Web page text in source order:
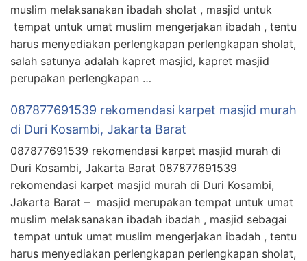
muslim melaksanakan ibadah sholat , masjid untuk
tempat untuk umat muslim mengerjakan ibadah , tentu
harus menyediakan perlengkapan perlengkapan sholat,
salah satunya adalah kapret masjid, kapret masjid
perupakan perlengkapan …
087877691539 rekomendasi karpet masjid murah
di Duri Kosambi, Jakarta Barat
087877691539 rekomendasi karpet masjid murah di
Duri Kosambi, Jakarta Barat 087877691539
rekomendasi karpet masjid murah di Duri Kosambi,
Jakarta Barat – masjid merupakan tempat untuk umat
muslim melaksanakan ibadah ibadah , masjid sebagai
tempat untuk umat muslim mengerjakan ibadah , tentu
harus menyediakan perlengkapan perlengkapan sholat,